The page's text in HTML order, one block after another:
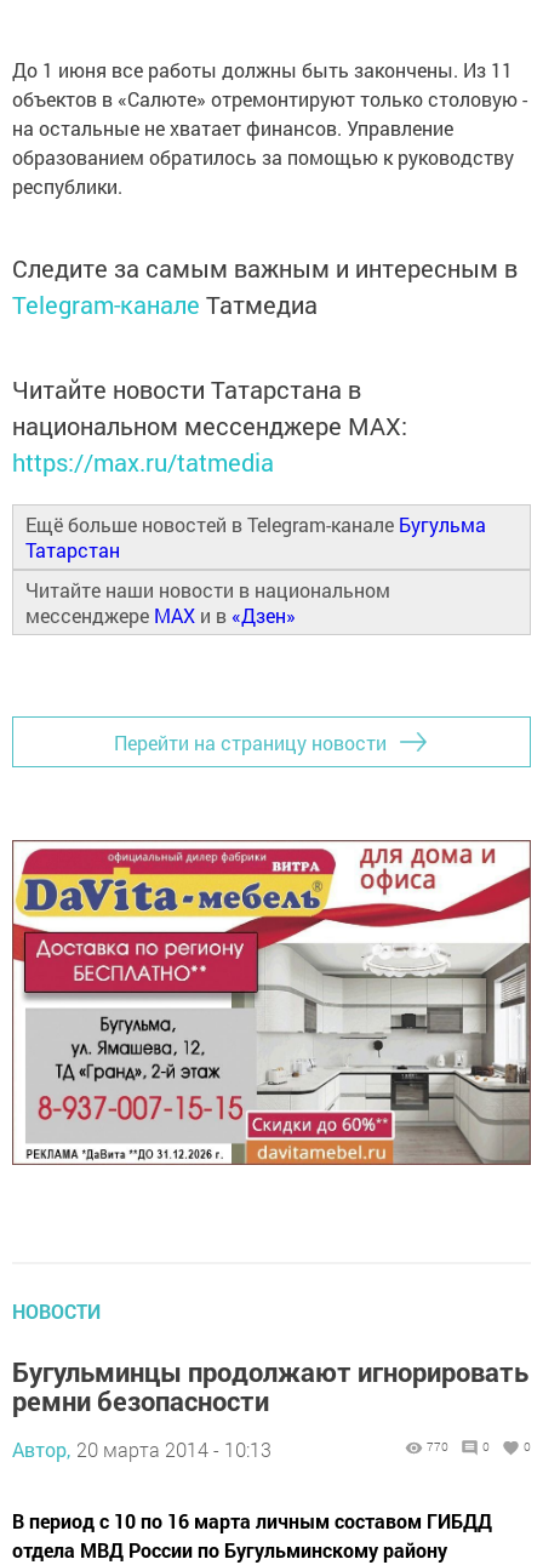
До 1 июня все работы должны быть закончены. Из 11
объектов в «Салюте» отремонтируют только столовую -
на остальные не хватает финансов. Управление
образованием обратилось за помощью к руководству
республики.
Следите за самым важным и интересным в
Telegram-канале Татмедиа
Читайте новости Татарстана в
национальном мессенджере MАХ:
https://max.ru/tatmedia
Ещё больше новостей в Telegram-канале Бугульма
Татарстан
Читайте наши новости в национальном
мессенджере MAX и в «Дзен»
Перейти на страницу новости
НОВОСТИ
Бугульминцы продолжают игнорировать
ремни безопасности
Автор, 20 марта 2014 - 10:13 770 0 0
В период с 10 по 16 марта личным составом ГИБДД
отдела МВД России по Бугульминскому району